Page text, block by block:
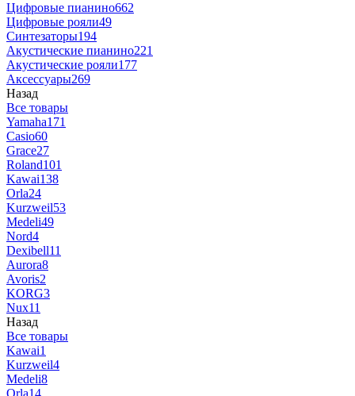
Цифровые пианино662
Цифровые рояли49
Синтезаторы194
Акустические пианино221
Акустические рояли177
Аксессуары269
Назад
Все товары
Yamaha171
Casio60
Grace27
Roland101
Kawai138
Orla24
Kurzweil53
Medeli49
Nord4
Dexibell11
Aurora8
Avoris2
KORG3
Nux11
Назад
Все товары
Kawai1
Kurzweil4
Medeli8
Orla14